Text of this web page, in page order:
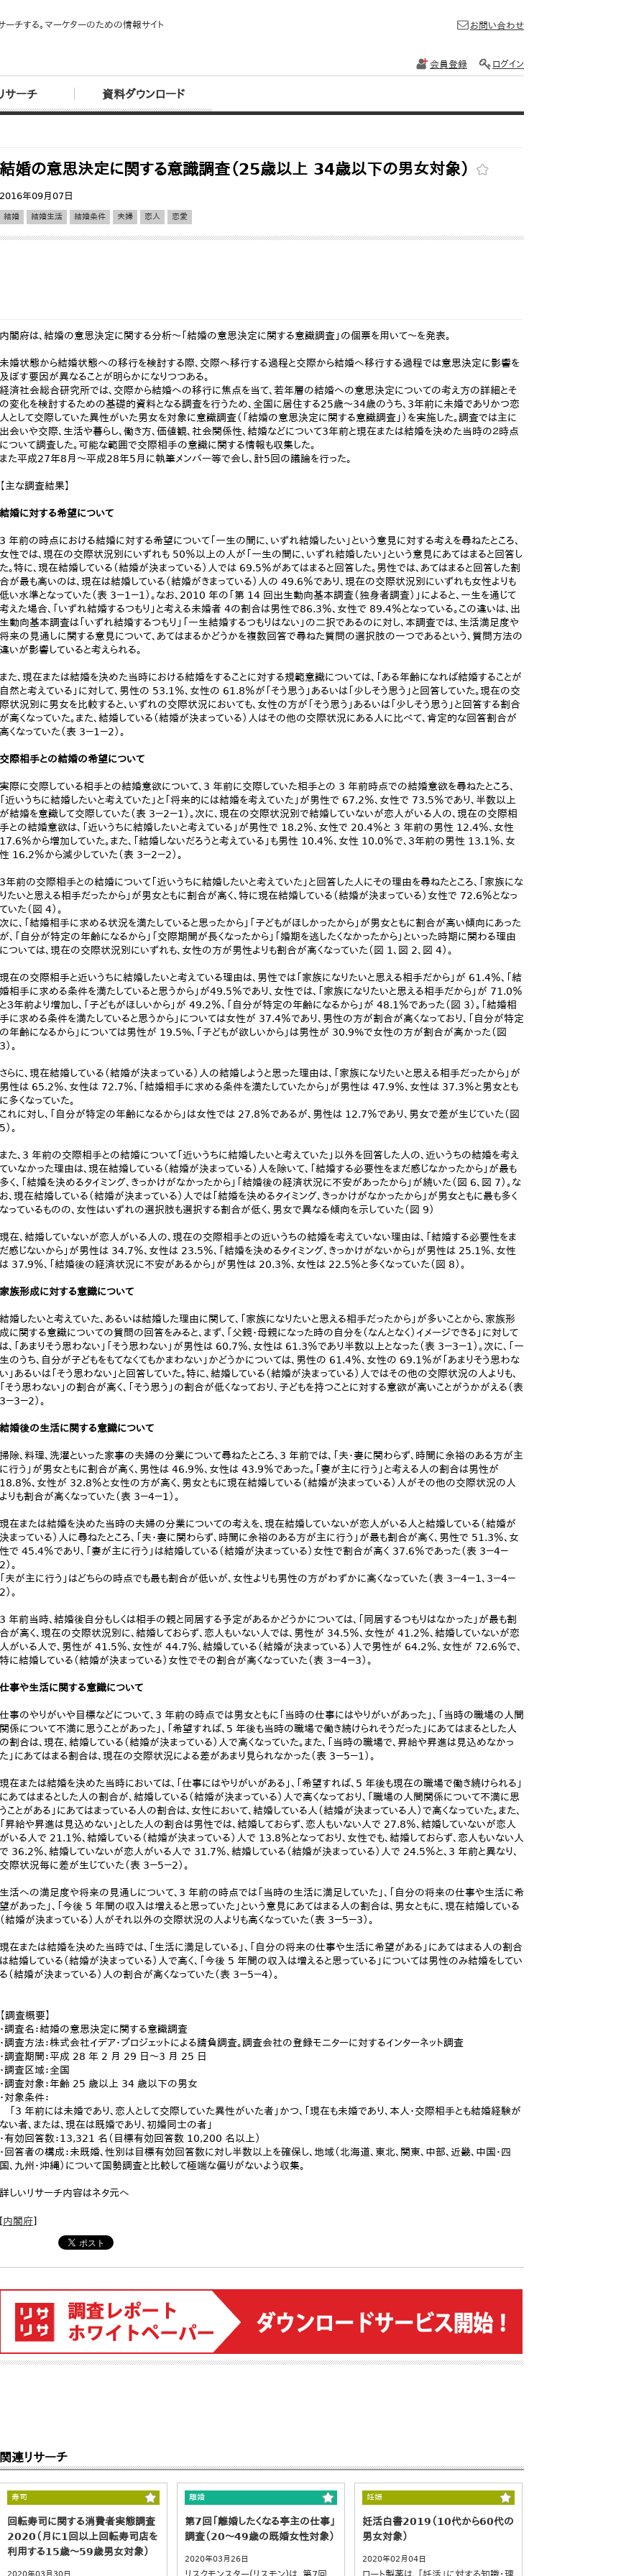
ーチする。マーケターのための情報サイト
サーチ 資料ダウンロード
お問い合わせ
会員登録 ログイン
結婚の意思決定に関する意識調査（25歳以上 34歳以下の男女対象）
2016年09月07日
結婚 結婚生活 結婚条件 夫婦 恋人 恋愛
内閣府は、結婚の意思決定に関する分析～「結婚の意思決定に関する意識調査」の個票を用いて～を発表。
未婚状態から結婚状態への移行を検討する際、交際へ移行する過程と交際から結婚へ移行する過程では意思決定に影響を
及ぼす要因が異なることが明らかになりつつある。
経済社会総合研究所では、交際から結婚への移行に焦点を当て、若年層の結婚への意思決定についての考え方の詳細とそ
の変化を検討するための基礎的資料となる調査を行うため、全国に居住する25歳～34歳のうち、3年前に未婚でありかつ恋
人として交際していた異性がいた男女を対象に意識調査（「結婚の意思決定に関する意識調査」）を実施した。調査では主に
出会いや交際、生活や暮らし、働き方、価値観、社会関係性、結婚などについて3年前と現在または結婚を決めた当時の２時点
について調査した。可能な範囲で交際相手の意識に関する情報も収集した。
また平成27年8月～平成28年5月に執筆メンバー等で会し、計5回の議論を行った。
【主な調査結果】
結婚に対する希望について
3 年前の時点における結婚に対する希望について「一生の間に、いずれ結婚したい」という意見に対する考えを尋ねたところ、
女性では、現在の交際状況別にいずれも 50％以上の人が「一生の間に、いずれ結婚したい」という意見にあてはまると回答し
た。特に、現在結婚している（結婚が決まっている）人では 69.5％があてはまると回答した。男性では、あてはまると回答した割
合が最も高いのは、現在は結婚している（結婚がきまっている）人の 49.6％であり、現在の交際状況別にいずれも女性よりも
低い水準となっていた（表 3－1－1）。なお、2010 年の「第 14 回出生動向基本調査（独身者調査）」によると、一生を通じて
考えた場合、「いずれ結婚するつもり」と考える未婚者 4の割合は男性で86.3％、女性で 89.4％となっている。この違いは、出
生動向基本調査は「いずれ結婚するつもり」「一生結婚するつもりはない」の二択であるのに対し、本調査では、生活満足度や
将来の見通しに関する意見について、あてはまるかどうかを複数回答で尋ねた質問の選択肢の一つであるという、質問方法の
違いが影響していると考えられる。
また、現在または結婚を決めた当時における結婚をすることに対する規範意識については、「ある年齢になれば結婚することが
自然と考えている」に対して、男性の 53.1％、女性の 61.8％が「そう思う」あるいは「少しそう思う」と回答していた。現在の交
際状況別に男女を比較すると、いずれの交際状況においても、女性の方が「そう思う」あるいは「少しそう思う」と回答する割合
が高くなっていた。また、結婚している（結婚が決まっている）人はその他の交際状況にある人に比べて、肯定的な回答割合が
高くなっていた（表 3－1－2）。
交際相手との結婚の希望について
実際に交際している相手との結婚意欲について、3 年前に交際していた相手との 3 年前時点での結婚意欲を尋ねたところ、
「近いうちに結婚したいと考えていた」と「将来的には結婚を考えていた」が男性で 67.2％、女性で 73.5％であり、半数以上
が結婚を意識して交際していた（表 3－2－1）。次に、現在の交際状況別で結婚していないが恋人がいる人の、現在の交際相
手との結婚意欲は、「近いうちに結婚したいと考えている」が男性で 18.2％、女性で 20.4％と 3 年前の男性 12.4％、女性
17.6％から増加していた。また、「結婚しないだろうと考えている」も男性 10.4％、女性 10.0％で、３年前の男性 13.1％、女
性 16.2％から減少していた（表 3－2－2）。
3年前の交際相手との結婚について「近いうちに結婚したいと考えていた」と回答した人にその理由を尋ねたところ、「家族にな
りたいと思える相手だったから」が男女ともに割合が高く、特に現在結婚している（結婚が決まっている）女性で 72.6％となっ
ていた（図 4）。
次に、「結婚相手に求める状況を満たしていると思ったから」「子どもがほしかったから」が男女ともに割合が高い傾向にあった
が、「自分が特定の年齢になるから」「交際期間が長くなったから」「婚期を逃したくなかったから」といった時期に関わる理由
については、現在の交際状況別にいずれも、女性の方が男性よりも割合が高くなっていた（図 1、図 2、図 4）。
現在の交際相手と近いうちに結婚したいと考えている理由は、男性では「家族になりたいと思える相手だから」が 61.4％、「結
婚相手に求める条件を満たしていると思うから」が49.5％であり、女性では、「家族になりたいと思える相手だから」が 71.0％
と３年前より増加し、「子どもがほしいから」が 49.2％、「自分が特定の年齢になるから」が 48.1％であった（図 3）。「結婚相
手に求める条件を満たしていると思うから」については女性が 37.4％であり、男性の方が割合が高くなっており、「自分が特定
の年齢になるから」については男性が 19.5%、「子どもが欲しいから」は男性が 30.9%で女性の方が割合が高かった（図
3）。
さらに、現在結婚している（結婚が決まっている）人の結婚しようと思った理由は、「家族になりたいと思える相手だったから」が
男性は 65.2％、女性は 72.7％、「結婚相手に求める条件を満たしていたから」が男性は 47.9％、女性は 37.3％と男女とも
に多くなっていた。
これに対し、「自分が特定の年齢になるから」は女性では 27.8％であるが、男性は 12.7％であり、男女で差が生じていた（図
5）。
また、3 年前の交際相手との結婚について「近いうちに結婚したいと考えていた」以外を回答した人の、近いうちの結婚を考え
ていなかった理由は、現在結婚している（結婚が決まっている）人を除いて、「結婚する必要性をまだ感じなかったから」が最も
多く、「結婚を決めるタイミング、きっかけがなかったから」「結婚後の経済状況に不安があったから」が続いた（図 6、図 7）。な
お、現在結婚している（結婚が決まっている）人では「結婚を決めるタイミング、きっかけがなかったから」が男女ともに最も多く
なっているものの、女性はいずれの選択肢も選択する割合が低く、男女で異なる傾向を示していた（図 9）
現在、結婚していないが恋人がいる人の、現在の交際相手との近いうちの結婚を考えていない理由は、「結婚する必要性をま
だ感じないから」が男性は 34.7％、女性は 23.5％、「結婚を決めるタイミング、きっかけがないから」が男性は 25.1％、女性
は 37.9％、「結婚後の経済状況に不安があるから」が男性は 20.3％、女性は 22.5％と多くなっていた（図 8）。
家族形成に対する意識について
結婚したいと考えていた、あるいは結婚した理由に関して、「家族になりたいと思える相手だったから」が多いことから、家族形
成に関する意識についての質問の回答をみると、まず、「父親・母親になった時の自分を（なんとなく）イメージできる」に対して
は、「あまりそう思わない」「そう思わない」が男性は 60.7％、女性は 61.3％であり半数以上となった（表 3－3－1）。次に、「一
生のうち、自分が子どもをもてなくてもかまわない」かどうかについては、男性の 61.4％、女性の 69.1％が「あまりそう思わな
い」あるいは「そう思わない」と回答していた。特に、結婚している（結婚が決まっている）人ではその他の交際状況の人よりも、
「そう思わない」の割合が高く、「そう思う」の割合が低くなっており、子どもを持つことに対する意欲が高いことがうかがえる（表
3－3－2）。
結婚後の生活に関する意識について
掃除、料理、洗濯といった家事の夫婦の分業について尋ねたところ、3 年前では、「夫・妻に関わらず、時間に余裕のある方が主
に行う」が男女ともに割合が高く、男性は 46.9％、女性は 43.9％であった。「妻が主に行う」と考える人の割合は男性が
18.8％、女性が 32.8％と女性の方が高く、男女ともに現在結婚している（結婚が決まっている）人がその他の交際状況の人
よりも割合が高くなっていた（表 3－4－1）。
現在または結婚を決めた当時の夫婦の分業についての考えを、現在結婚していないが恋人がいる人と結婚している（結婚が
決まっている）人に尋ねたところ、「夫・妻に関わらず、時間に余裕のある方が主に行う」が最も割合が高く、男性で 51.3％、女
性で 45.4％であり、「妻が主に行う」は結婚している（結婚が決まっている）女性で割合が高く 37.6％であった（表 3－4－
2）。
「夫が主に行う」はどちらの時点でも最も割合が低いが、女性よりも男性の方がわずかに高くなっていた（表 3－4－1、3－4－
2）。
3 年前当時、結婚後自分もしくは相手の親と同居する予定があるかどうかについては、「同居するつもりはなかった」が最も割
合が高く、現在の交際状況別に、結婚しておらず、恋人もいない人では、男性が 34.5％、女性が 41.2％、結婚していないが恋
人がいる人で、男性が 41.5％、女性が 44.7％、結婚している（結婚が決まっている）人で男性が 64.2％、女性が 72.6％で、
特に結婚している（結婚が決まっている）女性でその割合が高くなっていた（表 3－4－3）。
仕事や生活に関する意識について
仕事のやりがいや目標などについて、3 年前の時点では男女ともに「当時の仕事にはやりがいがあった」、「当時の職場の人間
関係について不満に思うことがあった」、「希望すれば、5 年後も当時の職場で働き続けられそうだった」にあてはまるとした人
の割合は、現在、結婚している（結婚が決まっている）人で高くなっていた。また、「当時の職場で、昇給や昇進は見込めなかっ
た」にあてはまる割合は、現在の交際状況による差があまり見られなかった（表 3－5－1）。
現在または結婚を決めた当時においては、「仕事にはやりがいがある」、「希望すれば、5 年後も現在の職場で働き続けられる」
にあてはまるとした人の割合が、結婚している（結婚が決まっている）人で高くなっており、「職場の人間関係について不満に思
うことがある」にあてはまっている人の割合は、女性において、結婚している人（結婚が決まっている人）で高くなっていた。また、
「昇給や昇進は見込めない」とした人の割合は男性では、結婚しておらず、恋人もいない人で 27.8％、結婚していないが恋人
がいる人で 21.1％、結婚している（結婚が決まっている）人で 13.8％となっており、女性でも、結婚しておらず、恋人もいない人
で 36.2％、結婚していないが恋人がいる人で 31.7％、結婚している（結婚が決まっている）人で 24.5％と、3 年前と異なり、
交際状況毎に差が生じていた（表 3－5－2）。
生活への満足度や将来の見通しについて、3 年前の時点では「当時の生活に満足していた」、「自分の将来の仕事や生活に希
望があった」、「今後 5 年間の収入は増えると思っていた」という意見にあてはまる人の割合は、男女ともに、現在結婚している
（結婚が決まっている）人がそれ以外の交際状況の人よりも高くなっていた（表 3－5－3）。
現在または結婚を決めた当時では、「生活に満足している」、「自分の将来の仕事や生活に希望がある」にあてはまる人の割合
は結婚している（結婚が決まっている）人で高く、「今後 5 年間の収入は増えると思っている」については男性のみ結婚をしてい
る（結婚が決まっている）人の割合が高くなっていた（表 3－5－4）。
【調査概要】
・調査名：結婚の意思決定に関する意識調査
・調査方法：株式会社イデア・プロジェットによる請負調査。調査会社の登録モニターに対するインターネット調査
・調査期間：平成 28 年 2 月 29 日～3 月 25 日
・調査区域：全国
・調査対象：年齢 25 歳以上 34 歳以下の男女
・対象条件：
「3 年前には未婚であり、恋人として交際していた異性がいた者」かつ、「現在も未婚であり、本人・交際相手とも結婚経験が
ない者、または、現在は既婚であり、初婚同士の者」
・有効回答数：13,321 名（目標有効回答数 10,200 名以上）
・回答者の構成：未既婚、性別は目標有効回答数に対し半数以上を確保し、地域（北海道、東北、関東、中部、近畿、中国・四
国、九州・沖縄）について国勢調査と比較して極端な偏りがないよう収集。
詳しいリサーチ内容はネタ元へ
[内閣府]
関連リサーチ
寿司
回転寿司に関する消費者実態調査
2020（月に1回以上回転寿司店を
利用する15歳～59歳男女対象）
2020年03月30日
離婚
第7回「離婚したくなる亭主の仕事」
調査（20～49歳の既婚女性対象）
2020年03月26日
妊娠
妊活白書2019（10代から60代の
男女対象）
2020年02月04日